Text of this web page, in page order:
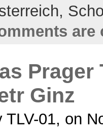
are
Prager
Ginz
TLV-01, on